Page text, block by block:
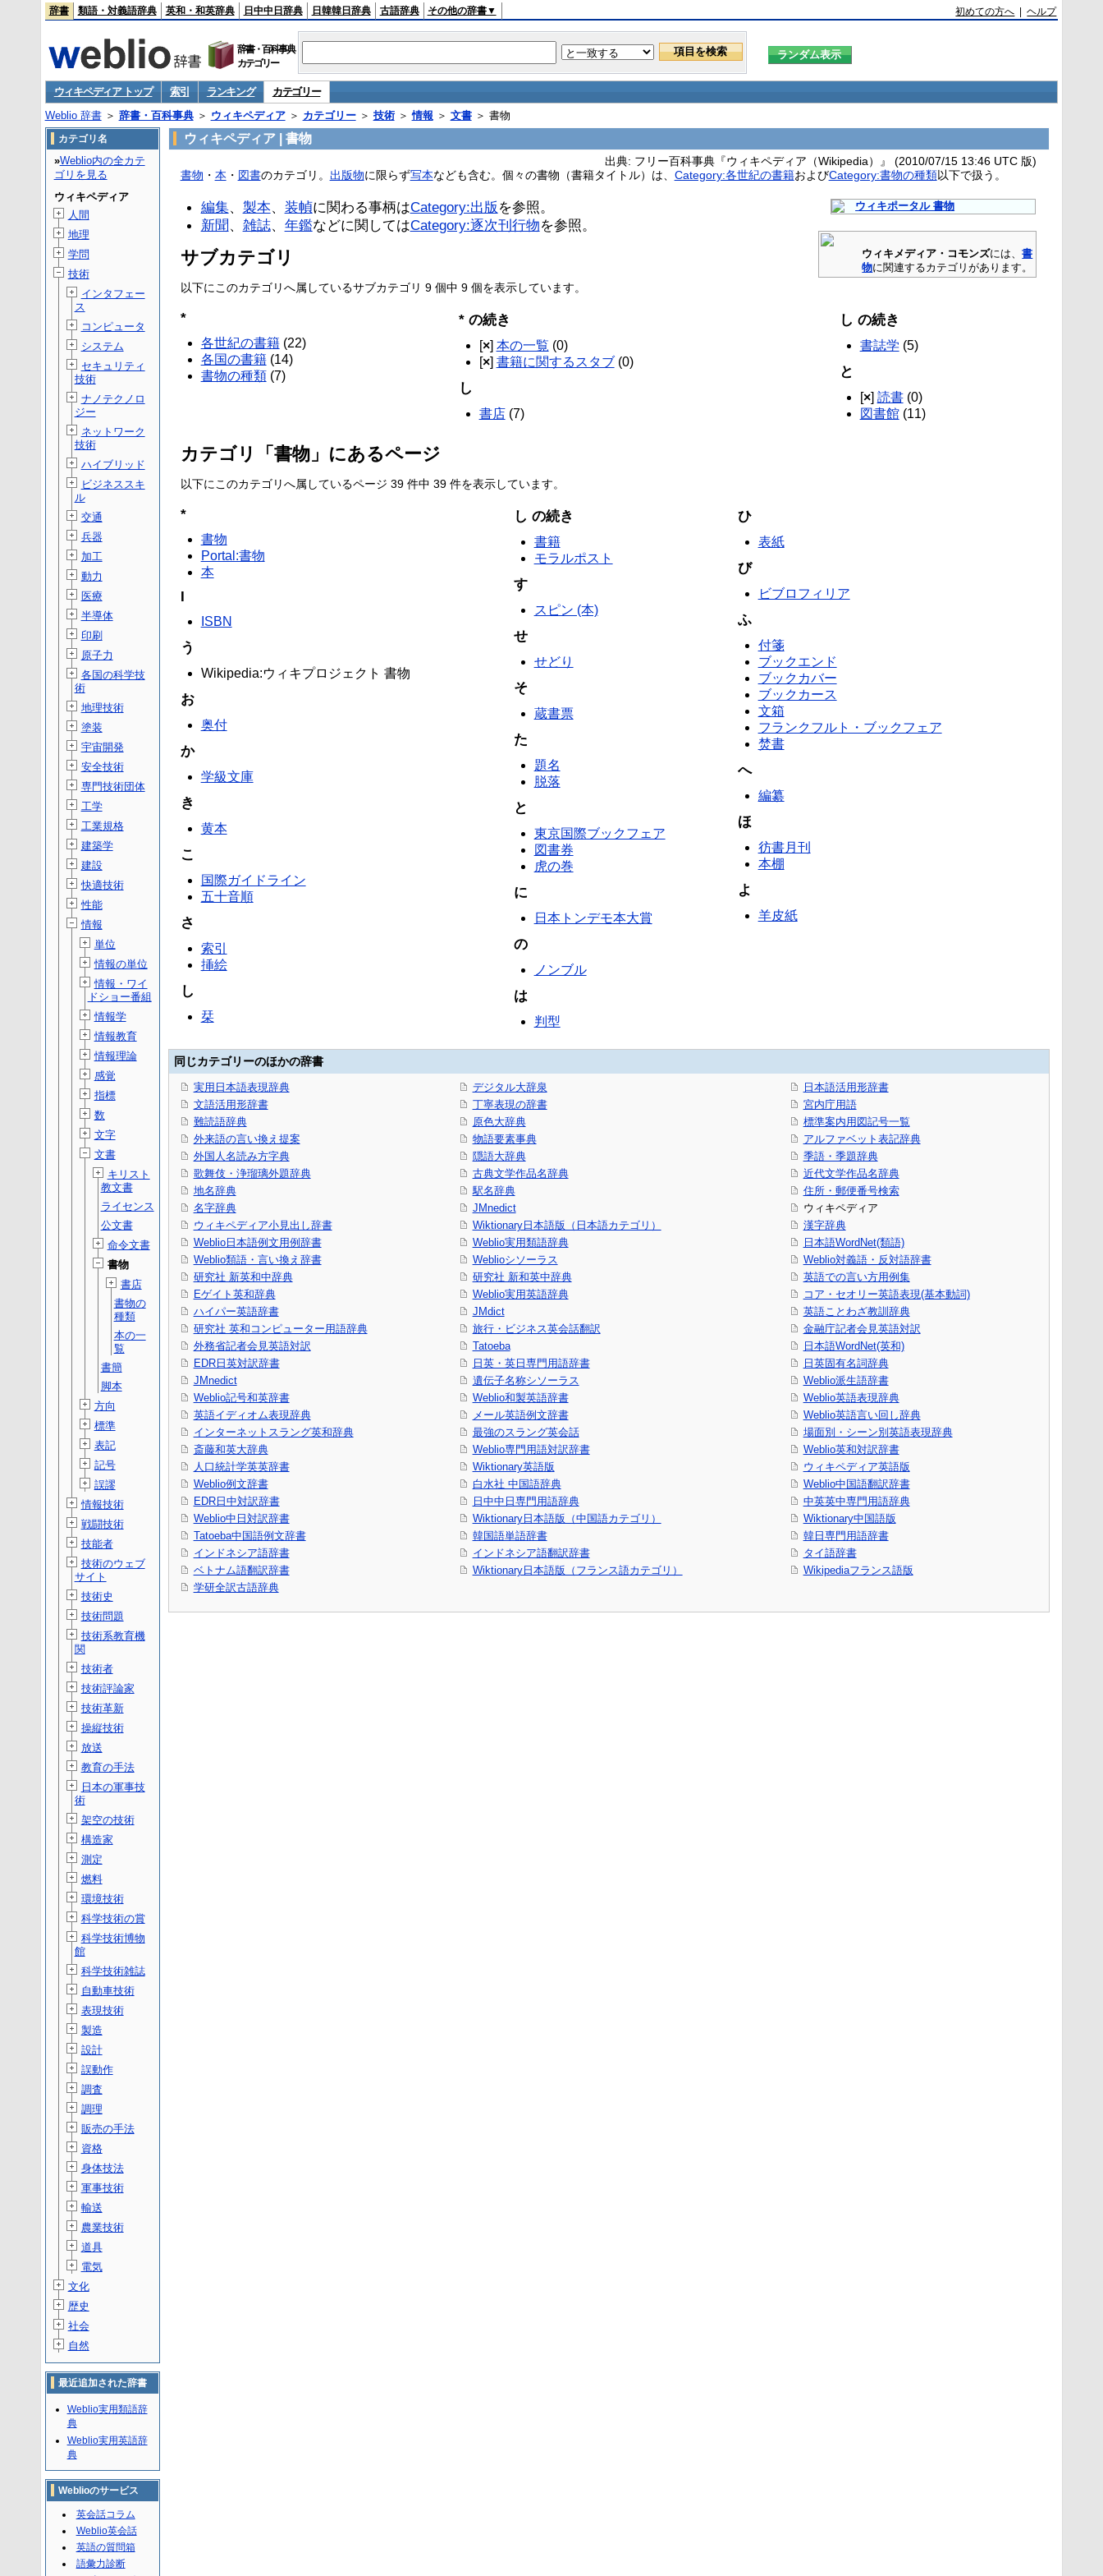
辞書 類語・対義語辞典 英和・和英辞典 日中中日辞典 日韓韓日辞典 古語辞典 その他の辞書▼ 初めての方へ |ヘルプ
辞書・百科事典
カテゴリー
ウィキペディア トップ 索引 ランキング
カテゴリー
Weblio 辞書＞ 辞書・百科事典＞ ウィキペディア＞ カテゴリー＞ 技術＞情報 ＞ 文書＞ 書物
ウィキペディア | 書物
出典: フリー百科事典『ウィキペディア（Wikipedia）』 (2010/07/15 13:46 UTC 版)
書物 ・ 本 ・ 図書のカテゴリ。 出版物に限らず写本なども含む。個々の書物（書籍タイトル）は、 Category:各世紀の書籍およびCategory:書物の種類以下で扱う。
ウィキポータル 書物
ウィキメディア・コモンズには、書
物に関連するカテゴリがあります。
編集、 製本、 装幀に関わる事柄はCategory:出版 を参照。
新聞 、 雑誌、 年鑑などに関してはCategory:逐次刊行物を参照。
サブカテゴリ
以下にこのカテゴリへ属しているサブカテゴリ 9 個中 9 個を表示しています。
*
各世紀の書籍 (22)
各国の書籍 (14)
書物の種類 (7)
* の続き
[×] 本の一覧 (0)
[×] 書籍に関するスタブ (0)
し
書店 (7)
し の続き
書誌学 (5)
と
[×] 読書 (0)
図書館 (11)
カテゴリ「書物」にあるページ
以下にこのカテゴリへ属しているページ 39 件中 39 件を表示しています。
*
書物
Portal:書物
本
ISBN
う
Wikipedia:ウィキプロジェクト 書物
お
奥付
か
学級文庫
き
黄本
こ
国際ガイドライン
五十音順
さ
索引
挿絵
し
栞
し の続き
書籍
モラルポスト
す
スピン (本)
せ
せどり
そ
蔵書票
た
題名
脱落
と
東京国際ブックフェア
図書券
虎の巻
に
日本トンデモ本大賞
の
ノンブル
は
判型
ひ
表紙
び
ビブロフィリア
ふ
付箋
ブックエンド
ブックカバー
ブックカース
文箱
フランクフルト・ブックフェア
焚書
へ
編纂
ほ
彷書月刊
本棚
よ
羊皮紙
同じカテゴリーのほかの辞書
実用日本語表現辞典
文語活用形辞書
難読語辞典
外来語の言い換え提案
外国人名読み方字典
歌舞伎・浄瑠璃外題辞典
地名辞典
名字辞典
ウィキペディア小見出し辞書
Weblio日本語例文用例辞書
Weblio類語・言い換え辞書
研究社 新英和中辞典
Eゲイト英和辞典
ハイパー英語辞書
研究社 英和コンピューター用語辞典
外務省記者会見英語対訳
EDR日英対訳辞書
JMnedict
Weblio記号和英辞書
英語イディオム表現辞典
インターネットスラング英和辞典
斎藤和英大辞典
人口統計学英英辞書
Weblio例文辞書
EDR日中対訳辞書
Weblio中日対訳辞書
Tatoeba中国語例文辞書
インドネシア語辞書
ベトナム語翻訳辞書
学研全訳古語辞典
デジタル大辞泉
丁寧表現の辞書
原色大辞典
物語要素事典
隠語大辞典
古典文学作品名辞典
駅名辞典
JMnedict
Wiktionary日本語版（日本語カテゴリ）
Weblio実用類語辞典
Weblioシソーラス
研究社 新和英中辞典
Weblio実用英語辞典
JMdict
旅行・ビジネス英会話翻訳
Tatoeba
日英・英日専門用語辞書
遺伝子名称シソーラス
Weblio和製英語辞書
メール英語例文辞書
最強のスラング英会話
Weblio専門用語対訳辞書
Wiktionary英語版
白水社 中国語辞典
日中中日専門用語辞典
Wiktionary日本語版（中国語カテゴリ）
韓国語単語辞書
インドネシア語翻訳辞書
Wiktionary日本語版（フランス語カテゴリ）
日本語活用形辞書
宮内庁用語
標準案内用図記号一覧
アルファベット表記辞典
季語・季題辞典
近代文学作品名辞典
住所・郵便番号検索
ウィキペディア
漢字辞典
日本語WordNet(類語)
Weblio対義語・反対語辞書
英語での言い方用例集
コア・セオリー英語表現(基本動詞)
英語ことわざ教訓辞典
金融庁記者会見英語対訳
日本語WordNet(英和)
日英固有名詞辞典
Weblio派生語辞書
Weblio英語表現辞典
Weblio英語言い回し辞典
場面別・シーン別英語表現辞典
Weblio英和対訳辞書
ウィキペディア英語版
Weblio中国語翻訳辞書
中英英中専門用語辞典
Wiktionary中国語版
韓日専門用語辞書
タイ語辞書
Wikipediaフランス語版
カテゴリ名
»Weblio内の全カテ
ゴリを見る
ウィキペディア
人間
地理
学問
技術
インタフェー
ス
コンピュータ
システム
セキュリティ
技術
ナノテクノロ
ジー
ネットワーク
技術
ハイブリッド
ビジネススキ
ル
交通
兵器
加工
動力
医療
半導体
印刷
原子力
各国の科学技
術
地理技術
塗装
宇宙開発
安全技術
専門技術団体
工学
工業規格
建築学
建設
快適技術
性能
情報
単位
情報の単位
情報・ワイ
ドショー番組
情報学
情報教育
情報理論
感覚
指標
数
文字
文書
キリスト
教文書
ライセンス
公文書
命令文書
書物
書店
書物の
種類
本の一
覧
書簡
脚本
方向
標準
表記
記号
誤謬
情報技術
戦闘技術
技能者
技術のウェブ
サイト
技術史
技術問題
技術系教育機
関
技術者
技術評論家
技術革新
操縦技術
放送
教育の手法
日本の軍事技
術
架空の技術
構造家
測定
燃料
環境技術
科学技術の賞
科学技術博物
館
科学技術雑誌
自動車技術
表現技術
製造
設計
誤動作
調査
調理
販売の手法
資格
身体技法
軍事技術
輸送
農業技術
道具
電気
文化
歴史
社会
自然
最近追加された辞書
Weblio実用類語辞
典
Weblio実用英語辞
典
Weblioのサービス
英会話コラム
Weblio英会話
英語の質問箱
語彙力診断